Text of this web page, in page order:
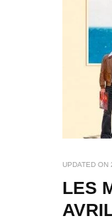
UPDATED ON
LES